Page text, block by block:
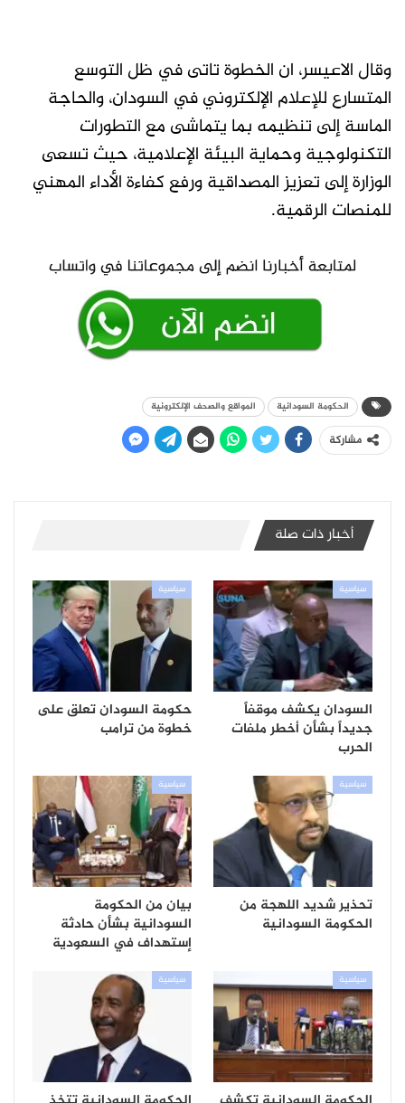
وقال الاعيسر، ان الخطوة تاتى في ظل التوسع
المتسارع للإعلام الإلكتروني في السودان، والحاجة
الماسة إلى تنظيمه بما يتماشى مع التطورات
التكنولوجية وحماية البيئة الإعلامية، حيث تسعى
الوزارة إلى تعزيز المصداقية ورفع كفاءة الأداء المهني
للمنصات الرقمية.
الحكومة السودانية المواقع والصحف الإلكترونية
مشاركة
أخبار ذات صلة
سياسية
السودان يكشف موقفاً
جديداً بشأن أخطر ملفات
الحرب
سياسية
حكومة السودان تعلق على
خطوة من ترامب
سياسية
تحذير شديد اللهجة من
الحكومة السودانية
سياسية
بيان من الحكومة
السودانية بشأن حادثة
إستهداف في السعودية
سياسية سياسية